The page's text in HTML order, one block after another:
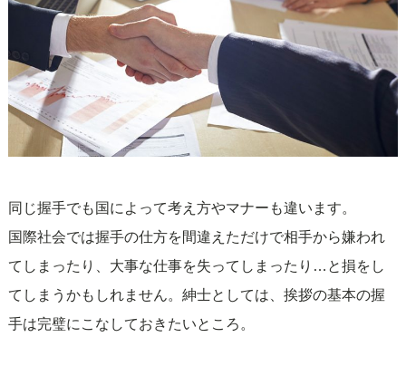
同じ握手でも国によって考え方やマナーも違います。
国際社会では握手の仕方を間違えただけで相手から嫌われ
てしまったり、大事な仕事を失ってしまったり…と損をし
てしまうかもしれません。紳士としては、挨拶の基本の握
手は完璧にこなしておきたいところ。